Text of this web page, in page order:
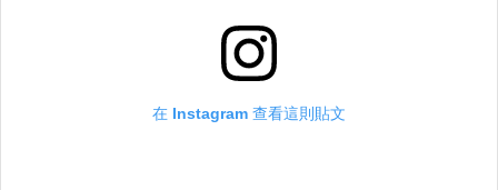
在 Instagram 查看這則貼文